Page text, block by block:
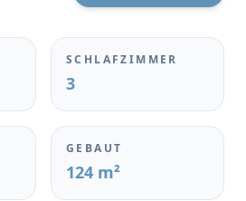
SCHLAFZIMMER
3
GEBAUT
124 m²